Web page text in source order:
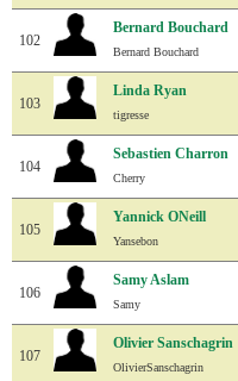
102
Bernard Bouchard
Bernard Bouchard
103
Linda Ryan
tigresse
104
Sebastien Charron
Cherry
105
Yannick ONeill
Yansebon
106
Samy Aslam
Samy
107
Olivier Sanschagrin
OlivierSanschagrin